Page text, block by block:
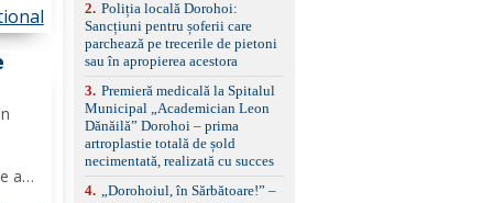
ce
ani,
reglaj lombar electric
pentru șofer și pasager
Volan multifuncțional
îmbrăcat în piele, cu
treptelor Adaptive cruise
control, asistent
schimbare bandă și
menținere bandă Faruri
bi-xenon adaptive cu
funcție Cornering,
2. Poliția locală Dorohoi:
Sancțiuni pentru șoferii care
parchează pe trecerile de pietoni
sau în apropierea acestora
3. Premieră medicală la Spitalul
Municipal „Academician Leon
Dănăilă” Dorohoi – prima
artroplastie totală de șold
necimentată, realizată cu succes
4.
„Dorohoiul, în Sărbătoare!” –